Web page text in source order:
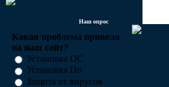
Наш опрос
Какая проблема привела
на наш сайт?
Установка ОС
Установка По
Защита от вирусов